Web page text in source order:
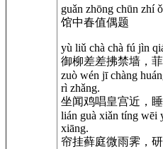
guǎn zhōng chūn zhí
馆中春值偶题
yù liǔ chà chà fú jìn
御柳差差拂禁墙，
zuò wén jī chàng
rì zhǎng.
坐闻鸡唱皇宫近，
lián guà xiǎn tíng wēi
xiāng.
帘挂藓庭微雨霁，